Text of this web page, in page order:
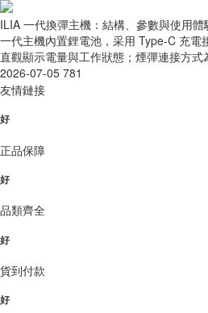
ILIA 一代換彈主機：結構、參數與使用體
一代主機內置鋰電池，采用 Type-C 充電
直觀顯示電量與工作狀態；煙彈連接方式
2026-07-05 781
友情鏈接
好
正品保障
好
品類齊全
好
貨到付款
好